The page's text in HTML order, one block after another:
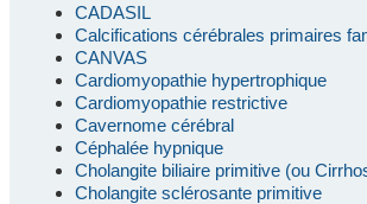
CADASIL
Calcifications cérébrales primaires
CANVAS
Cardiomyopathie hypertrophique
Cardiomyopathie restrictive
Cavernome cérébral
Céphalée hypnique
Cholangite biliaire primitive (ou
Cholangite sclérosante primitive